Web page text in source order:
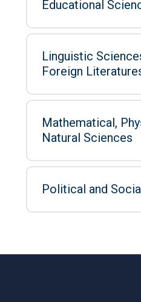
Educational
Linguistic
Foreign
Mathematical,
Natural Sciences
Political and